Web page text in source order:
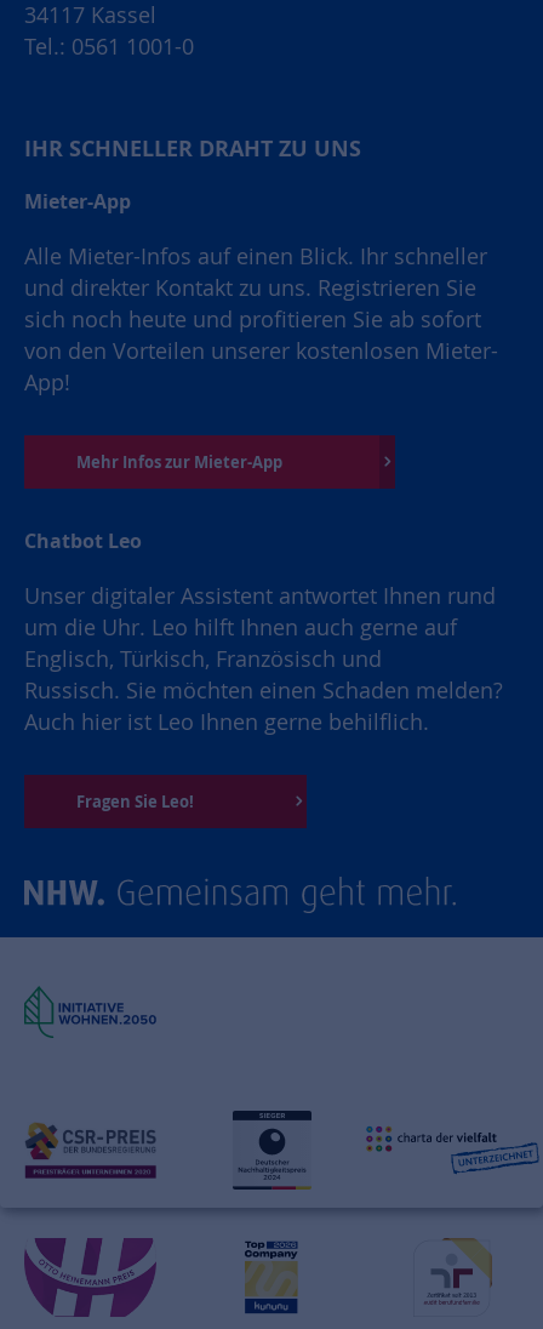
34117 Kassel
Tel.: 0561 1001-0
IHR SCHNELLER DRAHT ZU UNS
Mieter-App
Alle Mieter-Infos auf einen Blick. Ihr schneller
und direkter Kontakt zu uns. Registrieren Sie
sich noch heute und profitieren Sie ab sofort
von den Vorteilen unserer kostenlosen Mieter-
App!
Mehr Infos zur Mieter-App
Chatbot Leo
Unser digitaler Assistent antwortet Ihnen rund
um die Uhr. Leo hilft Ihnen auch gerne auf
Englisch, Türkisch, Französisch und
Russisch. Sie möchten einen Schaden melden?
Auch hier ist Leo Ihnen gerne behilflich.
Fragen Sie Leo!